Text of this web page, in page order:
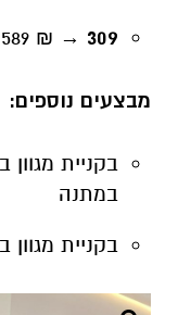
₪ → 309 ₪
מבצעים נוספים:
בקניית מגוון
במתנה
בקניית מגוון